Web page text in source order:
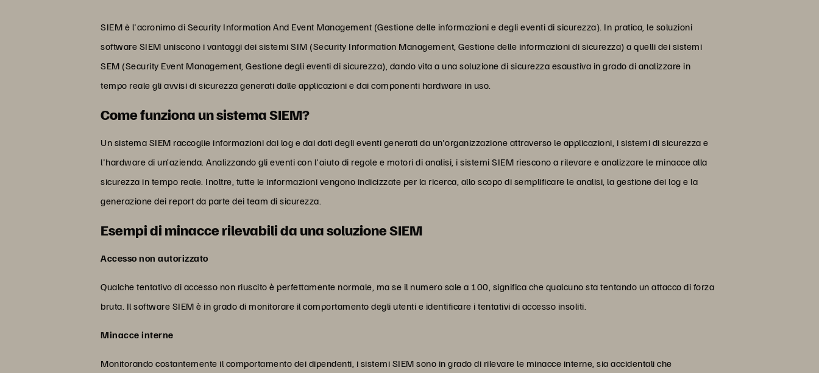
SIEM è l'acronimo di Security Information And Event Management (Gestione delle informazioni e degli eventi di sicurezza). In pratica, le soluzioni
software SIEM uniscono i vantaggi dei sistemi SIM (Security Information Management, Gestione delle informazioni di sicurezza) a quelli dei sistemi
SEM (Security Event Management, Gestione degli eventi di sicurezza), dando vita a una soluzione di sicurezza esaustiva in grado di analizzare in
tempo reale gli avvisi di sicurezza generati dalle applicazioni e dai componenti hardware in uso.
Come funziona un sistema SIEM?
Un sistema SIEM raccoglie informazioni dai log e dai dati degli eventi generati da un'organizzazione attraverso le applicazioni, i sistemi di sicurezza e
l'hardware di un’azienda. Analizzando gli eventi con l'aiuto di regole e motori di analisi, i sistemi SIEM riescono a rilevare e analizzare le minacce alla
sicurezza in tempo reale. Inoltre, tutte le informazioni vengono indicizzate per la ricerca, allo scopo di semplificare le analisi, la gestione dei log e la
generazione dei report da parte dei team di sicurezza.
Esempi di minacce rilevabili da una soluzione SIEM
Accesso non autorizzato
Qualche tentativo di accesso non riuscito è perfettamente normale, ma se il numero sale a 100, significa che qualcuno sta tentando un attacco di forza
bruta. Il software SIEM è in grado di monitorare il comportamento degli utenti e identificare i tentativi di accesso insoliti.
Minacce interne
Monitorando costantemente il comportamento dei dipendenti, i sistemi SIEM sono in grado di rilevare le minacce interne, sia accidentali che